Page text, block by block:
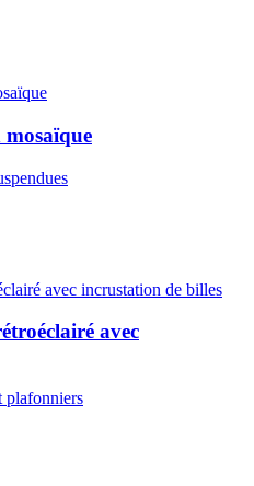
mosaïque
avec
plafonniers